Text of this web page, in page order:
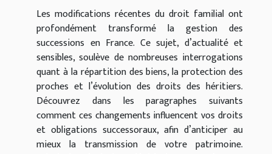
Les modifications récentes du droit familial ont
profondément transformé la gestion des
successions en France. Ce sujet, d’actualité et
sensibles, soulève de nombreuses interrogations
quant à la répartition des biens, la protection des
proches et l’évolution des droits des héritiers.
Découvrez dans les paragraphes suivants
comment ces changements influencent vos droits
et obligations successoraux, afin d’anticiper au
mieux la transmission de votre patrimoine.